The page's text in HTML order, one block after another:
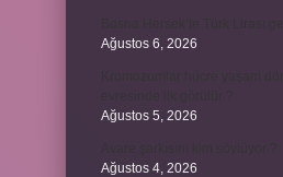
Ağustos 6, 2026
Ağustos 5, 2026
Ağustos 4, 2026